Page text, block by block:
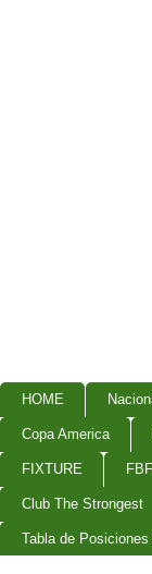
HOME
Copa America
FIXTURE FBF
Club The Strongest
Tabla de Posiciones